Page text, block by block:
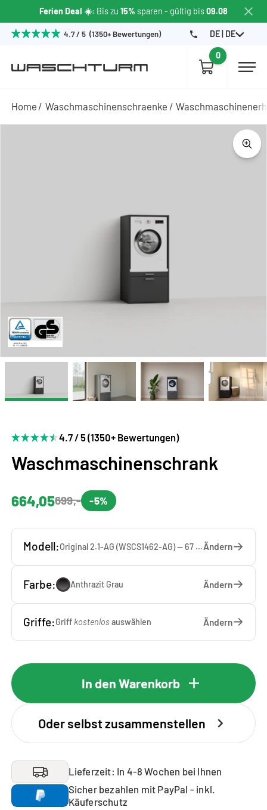
Ferien Deal ☀️: Bis zu 15% sparen - gültig bis09.08
4.7 / 5 (1350+ Bewertungen) DE | DE
0
Home Waschmaschinenschraenke
4.7 / 5 (1350+ Bewertungen)
Waschmaschinenschrank
664,05699,- -5%
Modell: Original 2.1-AG (WSCS1462-AG) — 67 x 146 x 65 cmÄndern
Farbe: Anthrazit Grau Ändern
Griffe:Griff kostenlosauswählen Ändern
In den Warenkorb
Oder selbst zusammenstellen
Lieferzeit: In 4-8 Wochen bei Ihnen
Sicher bezahlen mit PayPal - inkl.
Käuferschutz